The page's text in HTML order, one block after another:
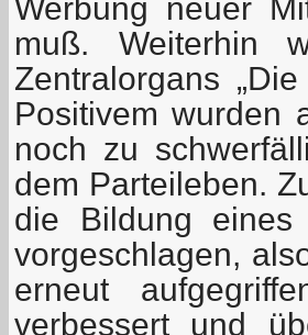
Werbung neuer
muß. Weiterhin
Zentralorgans
Positivem wurden
noch zu
dem Parteileben.
die Bildung eines
vorgeschlagen,
erneut
verbessert und